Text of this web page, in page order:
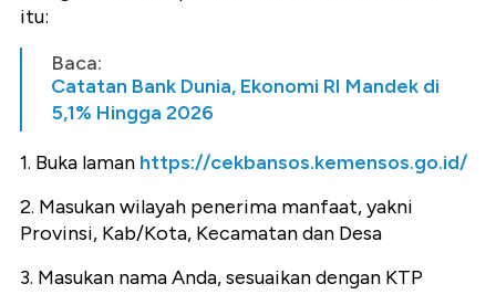
itu:
Baca:
Catatan Bank Dunia, Ekonomi RI Mandek di
5,1% Hingga 2026
1. Buka laman https://cekbansos.kemensos.go.id/
2. Masukan wilayah penerima manfaat, yakni
Provinsi, Kab/Kota, Kecamatan dan Desa
3. Masukan nama Anda, sesuaikan dengan KTP